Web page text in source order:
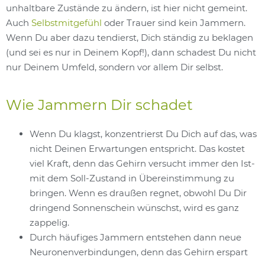
unhaltbare Zustände zu ändern, ist hier nicht gemeint.
Auch Selbstmitgefühl oder Trauer sind kein Jammern.
Wenn Du aber dazu tendierst, Dich ständig zu beklagen
(und sei es nur in Deinem Kopf!), dann schadest Du nicht
nur Deinem Umfeld, sondern vor allem Dir selbst.
Wie Jammern Dir schadet
Wenn Du klagst, konzentrierst Du Dich auf das, was
nicht Deinen Erwartungen entspricht. Das kostet
viel Kraft, denn das Gehirn versucht immer den Ist-
mit dem Soll-Zustand in Übereinstimmung zu
bringen. Wenn es draußen regnet, obwohl Du Dir
dringend Sonnenschein wünschst, wird es ganz
zappelig.
Durch häufiges Jammern entstehen dann neue
Neuronenverbindungen, denn das Gehirn erspart